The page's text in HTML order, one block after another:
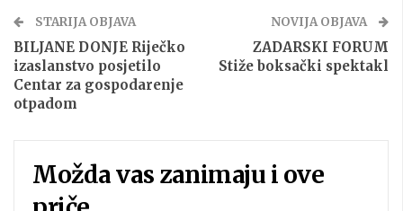
STARIJA OBJAVA
BILJANE DONJE Riječko
izaslanstvo posjetilo
Centar za gospodarenje
otpadom
NOVIJA OBJAVA
ZADARSKI FORUM
Stiže boksački spektakl
Možda vas zanimaju i ove